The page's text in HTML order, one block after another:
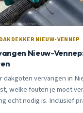
NIEUW-VENNEP
Nieuw-
dakgoten vervangen in
welke fouten je moet
echt nodig is. Inclusief